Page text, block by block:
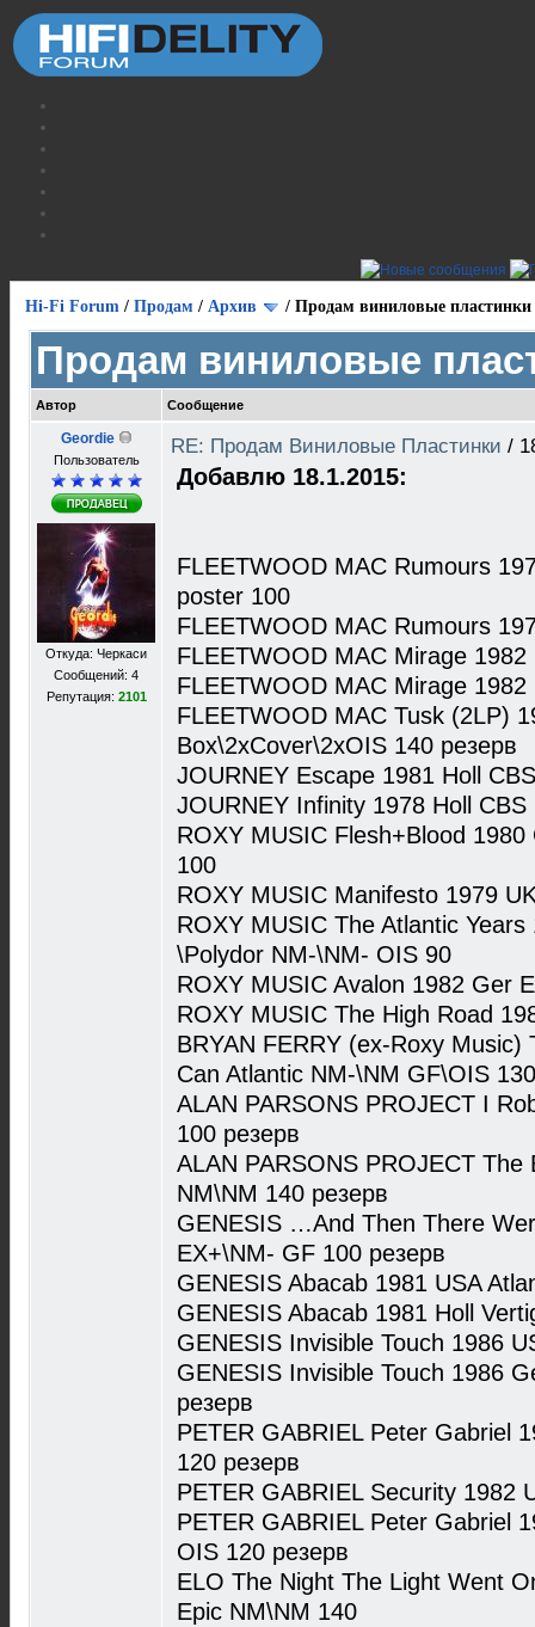
Hi-Fi Forum / Продам / Архив / Продам виниловые пластинки
Продам виниловые
Автор Сообщение
Geordie
Пользователь
Откуда: Черкаси
Сообщений: 4
Репутация: 2101
RE: Продам Виниловые Пластинки /
Добавлю 18.1.2015:
FLEETWOOD MAC Rumours
poster 100
FLEETWOOD MAC Rumours
FLEETWOOD MAC Mirage
FLEETWOOD MAC Mirage
FLEETWOOD MAC Tusk (2LP)
Box\2xCover\2xOIS 140 резерв
JOURNEY Escape 1981 Holl
JOURNEY Infinity 1978 Holl
ROXY MUSIC Flesh+Blood
100
ROXY MUSIC Manifesto 1979
ROXY MUSIC The Atlantic
\Polydor NM-\NM- OIS 90
ROXY MUSIC Avalon 1982 Ger
ROXY MUSIC The High Road
BRYAN FERRY (ex-Roxy
Can Atlantic NM-\NM GF\OIS 130
ALAN PARSONS PROJECT I
100 резерв
ALAN PARSONS PROJECT
NM\NM 140 резерв
GENESIS …And Then There
EX+\NM- GF 100 резерв
GENESIS Abacab 1981 USA
GENESIS Abacab 1981 Holl
GENESIS Invisible Touch 1986
GENESIS Invisible Touch 1986
резерв
PETER GABRIEL Peter Gabriel
120 резерв
PETER GABRIEL Security 1982
PETER GABRIEL Peter Gabriel
OIS 120 резерв
ELO The Night The Light Went
Epic NM\NM 140